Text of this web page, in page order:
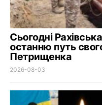
Сьогодні
останню путь
Петрищенка
2026-08-03